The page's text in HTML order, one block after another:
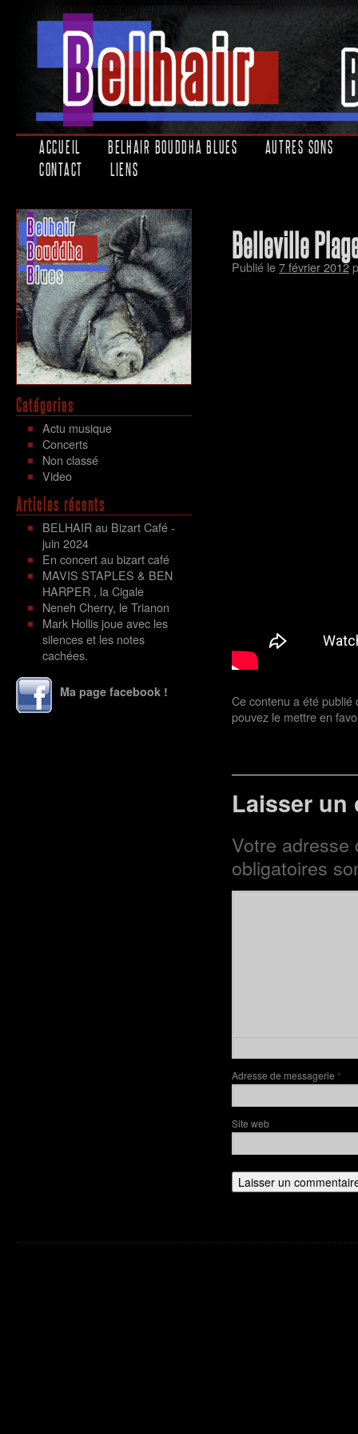
ACCUEIL BELHAIR BOUDDHA BLUES
AUTRES SONS
CONTACT
LIENS
Belleville
Publié le7 février 2012
Ce contenu a été
pouvez le mettre en
Laisser un
Votre adresse
obligatoires
Adresse de messagerie *
Site web
Catégories
Actu musique
Concerts
Non classé
Video
Articles récents
BELHAIR au Bizart Café -
juin 2024
En concert au bizart café
MAVIS STAPLES & BEN
HARPER , la Cigale
Neneh Cherry, le Trianon
Mark Hollis joue avec les
silences et les notes
cachées.
Ma page facebook !